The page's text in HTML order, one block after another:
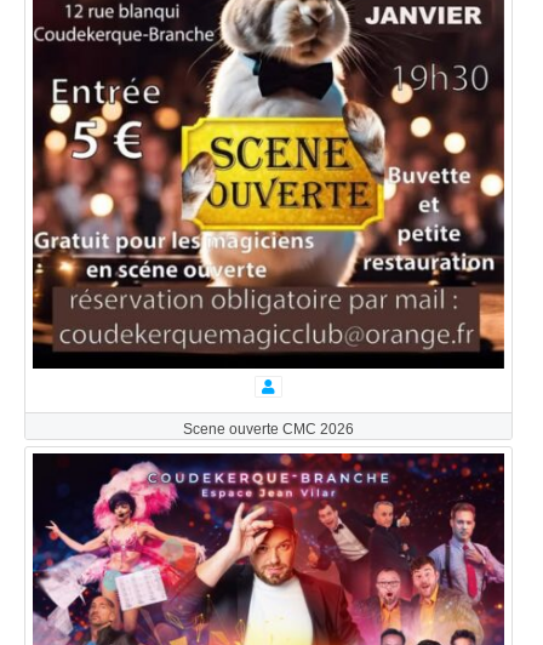
Scene ouverte CMC 2026